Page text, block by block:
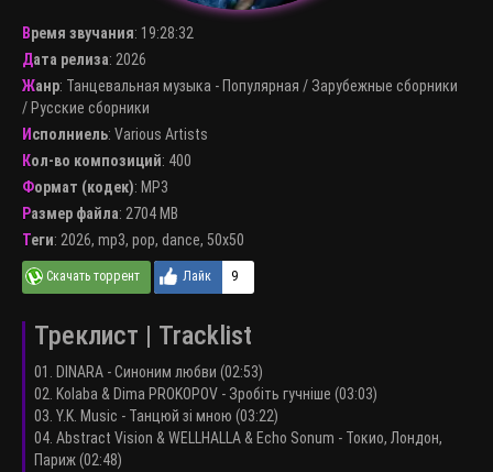
Время звучания: 19:28:32
Дата релиза: 2026
Жанр: Танцевальная музыка - Популярная / Зарубежные сборники
/ Русские сборники
Исполниель: Various Artists
Кол-во композиций: 400
Формат (кодек): MP3
Размер файла: 2704 MB
Теги: 2026, mp3, pop, dance, 50x50
9
Треклист | Tracklist
01. DINARA - Синоним любви (02:53)
02. Kolaba & Dima PROKOPOV - Зробіть гучніше (03:03)
03. Y.K. Music - Танцюй зі мною (03:22)
04. Abstract Vision & WELLHALLA & Echo Sonum - Токио, Лондон,
Париж (02:48)